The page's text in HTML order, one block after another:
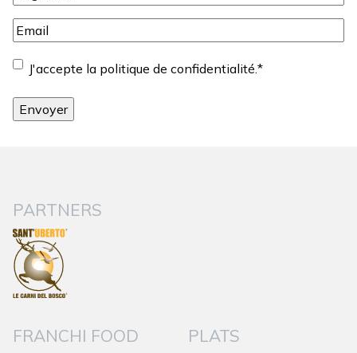
Email*
Consentement*
J'accepte la politique de confidentialité.*
PARTNERS
FRANCHI FOOD
PLATS